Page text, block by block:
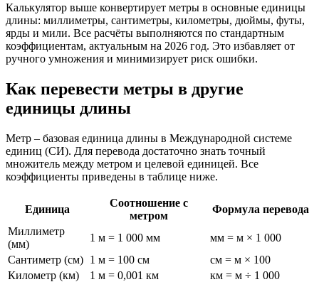
Калькулятор выше конвертирует метры в основные единицы
длины: миллиметры, сантиметры, километры, дюймы, футы,
ярды и мили. Все расчёты выполняются по стандартным
коэффициентам, актуальным на 2026 год. Это избавляет от
ручного умножения и минимизирует риск ошибки.
Как перевести метры в другие
единицы длины
Метр – базовая единица длины в Международной системе
единиц (СИ). Для перевода достаточно знать точный
множитель между метром и целевой единицей. Все
коэффициенты приведены в таблице ниже.
Единица
Соотношение с
метром
Формула перевода
Миллиметр
(мм)
1 м = 1 000 мм
мм = м × 1 000
Сантиметр (см) 1 м = 100 см
см = м × 100
Километр (км)
1 м = 0,001 км
км = м ÷ 1 000